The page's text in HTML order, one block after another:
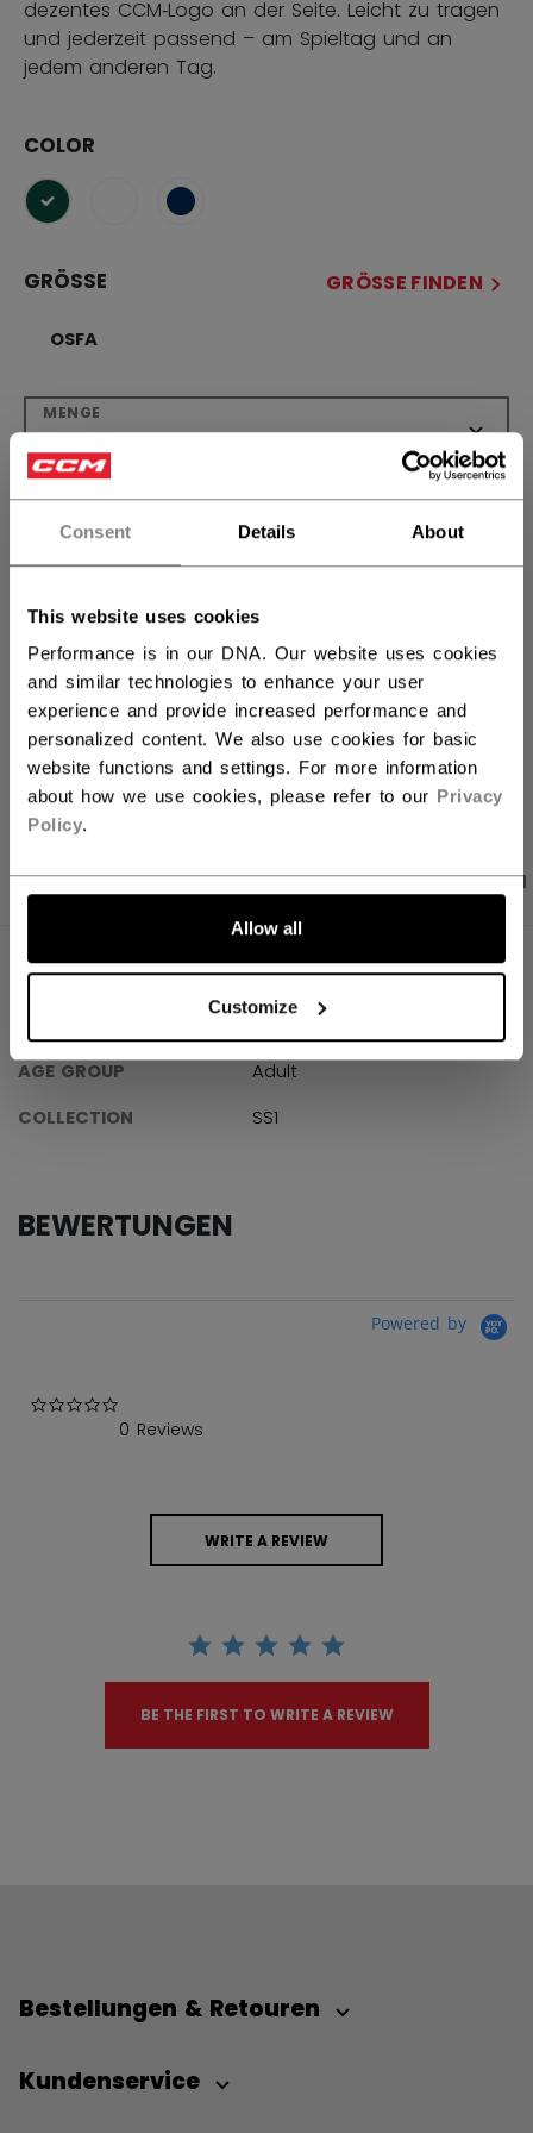
Consent Details About
This website uses cookies
Performance is in our DNA. Our website uses cookies
and similar technologies to enhance your user
experience and provide increased performance and
personalized content. We also use cookies for basic
website functions and settings. For more information
about how we use cookies, please refer to our Privacy
Policy.
Allow all
Customize
dezentes CCM‑Logo an der Seite. Leicht zu tragen
und jederzeit passend – am Spieltag und an
jedem anderen Tag.
COLOR
ausgewählt
GRÖSSE GRÖSSE FINDEN
OSFA
MENGE
IN DEN WARENKORB
FILIALVERFÜGBARKEIT
Versandbestimmungen
Kostenfreie Rücksendungen
LINKS ZUM
PRODUKTFOTOS ANGABEN BEWERTUNGEN
ANGABEN
HTR61A-AD
AGE GROUP
Adult
COLLECTION
SS1
BEWERTUNGEN
Powered by
0 Reviews
WRITE A REVIEW
BE THE FIRST TO WRITE A REVIEW
Bestellungen & Retouren
Kundenservice